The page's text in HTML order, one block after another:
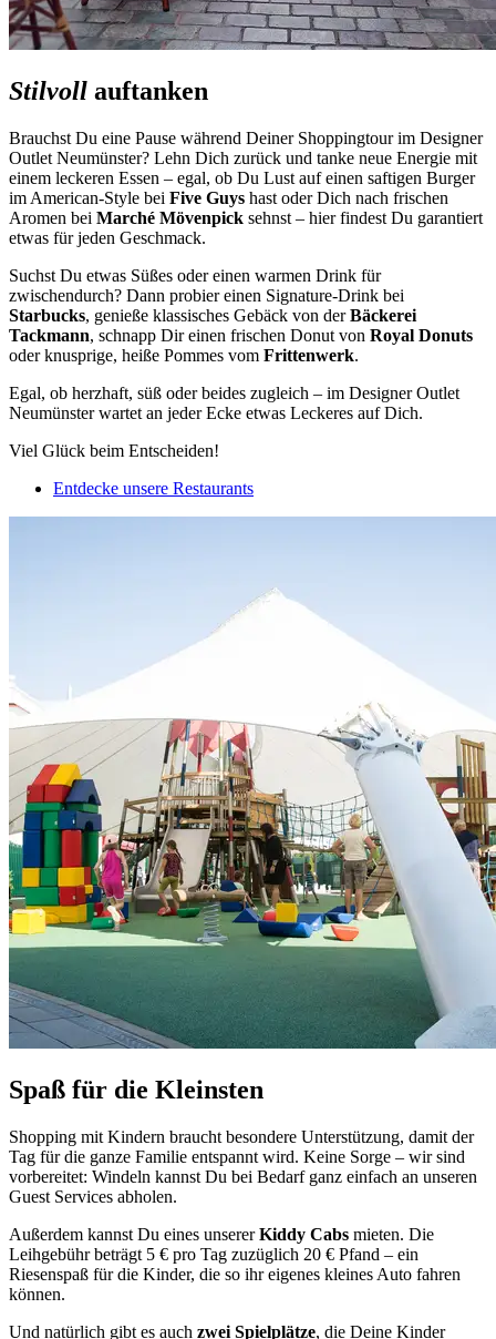
Stilvoll auftanken
Brauchst Du eine Pause während Deiner Shoppingtour im Designer
Outlet Neumünster? Lehn Dich zurück und tanke neue Energie mit
einem leckeren Essen – egal, ob Du Lust auf einen saftigen Burger
im American-Style bei Five Guys hast oder Dich nach frischen
Aromen bei Marché Mövenpick sehnst – hier findest Du garantiert
etwas für jeden Geschmack.
Suchst Du etwas Süßes oder einen warmen Drink für
zwischendurch? Dann probier einen Signature-Drink bei
Starbucks, genieße klassisches Gebäck von derBäckerei
Tackmann, schnapp Dir einen frischen Donut von Royal Donuts
oder knusprige, heiße Pommes vom Frittenwerk.
Egal, ob herzhaft, süß oder beides zugleich – im Designer Outlet
Neumünster wartet an jeder Ecke etwas Leckeres auf Dich.
Viel Glück beim Entscheiden!
Entdecke unsere Restaurants
Spaß für die Kleinsten
Shopping mit Kindern braucht besondere Unterstützung, damit der
Tag für die ganze Familie entspannt wird. Keine Sorge – wir sind
vorbereitet: Windeln kannst Du bei Bedarf ganz einfach an unseren
Guest Services abholen.
Außerdem kannst Du eines unsererKiddy Cabs mieten. Die
Leihgebühr beträgt 5 € pro Tag zuzüglich 20 € Pfand – ein
Riesenspaß für die Kinder, die so ihr eigenes kleines Auto fahren
können.
Und natürlich gibt es auch zwei Spielplätze, die Deine Kinder